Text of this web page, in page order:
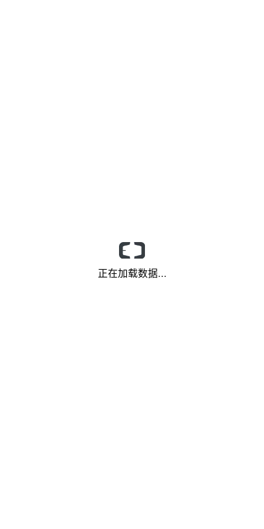
正在加载数据...